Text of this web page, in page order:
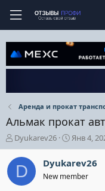
Аренда и прокат
Альмак прокат
А
в
т
р
Dyukarev26
Д
а
а
н
Янв 4,
D Dyukarev26
New member